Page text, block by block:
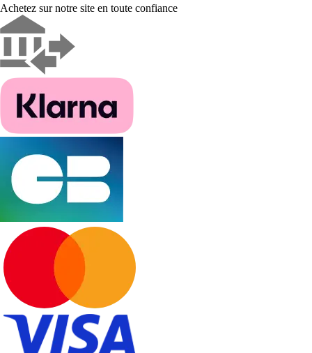
Achetez sur notre site en toute confiance